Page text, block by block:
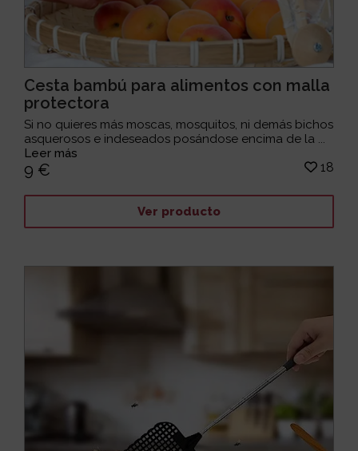
Cesta bambú para alimentos con malla
protectora
Si no quieres más moscas, mosquitos, ni demás bichos
asquerosos e indeseados posándose encima de la ...
Leer más
9 € 18
Ver producto